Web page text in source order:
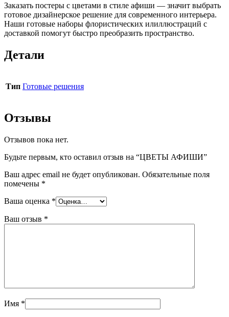
Заказать постеры с цветами в стиле афиши — значит выбрать
готовое дизайнерское решение для современного интерьера.
Наши готовые наборы флористических илиллюстраций с
доставкой помогут быстро преобразить пространство.
Детали
Тип Готовые решения
Отзывы
Отзывов пока нет.
Будьте первым, кто оставил отзыв на “ЦВЕТЫ АФИШИ”
Ваш адрес email не будет опубликован. Обязательные поля
помечены *
Ваша оценка *
Ваш отзыв *
Имя *